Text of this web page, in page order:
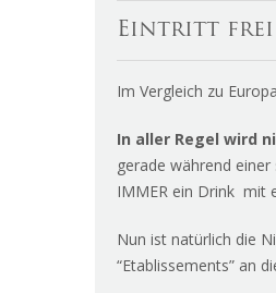
Eintritt frei
Im Vergleich zu
In aller Regel wird
gerade während
IMMER ein Drink mit
Nun ist natürlich die
“Etablissements” an